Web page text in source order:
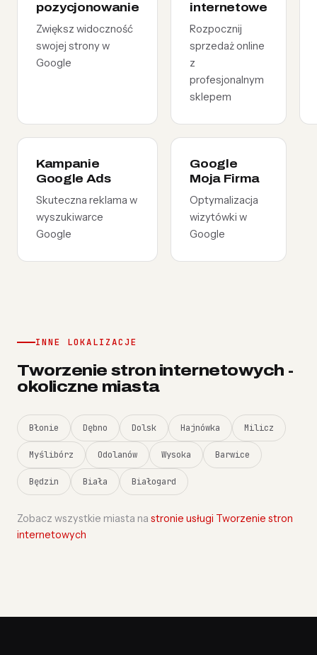
pozycjonowanie
Zwiększ widoczność
swojej strony w
Google
internetowe
Rozpocznij
sprzedaż online
z
profesjonalnym
sklepem
Kampanie
Google Ads
Skuteczna reklama w
wyszukiwarce
Google
Google
Moja Firma
Optymalizacja
wizytówki w
Google
INNE LOKALIZACJE
Tworzenie stron internetowych -
okoliczne miasta
Błonie Dębno Dolsk Hajnówka Milicz
Myślibórz Odolanów Wysoka Barwice
Będzin Biała Białogard
Zobacz wszystkie miasta na stronie usługi Tworzenie stron
internetowych